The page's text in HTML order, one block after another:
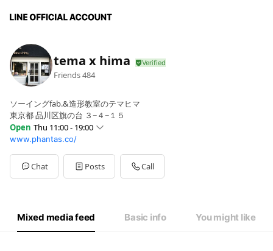
tema x hima
Friends484
ソーイングfab.&造形教室のテマヒマ
東京都 品川区旗の台 ３−４−１５
Open Thu 11:00 - 19:00
SunClosed
Mon11:00 - 19:00
Tue11:00 - 19:00
WedClosed
11:00 - 19:00
土曜不定期営業、月末水曜営業
www.phantas.co/
Chat Posts Call
Mixed media feed Basic info You might like